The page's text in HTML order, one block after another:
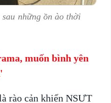
những ồn ào thời
muốn bình yên
rào cản khiến NSƯT